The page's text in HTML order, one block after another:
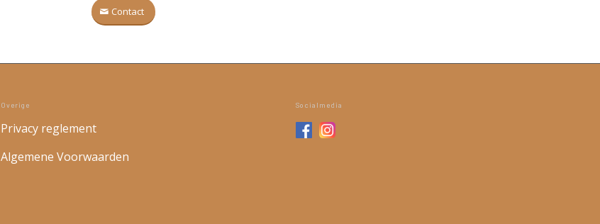
Contact
Overige
Privacy reglement
Algemene Voorwaarden
Socialmedia